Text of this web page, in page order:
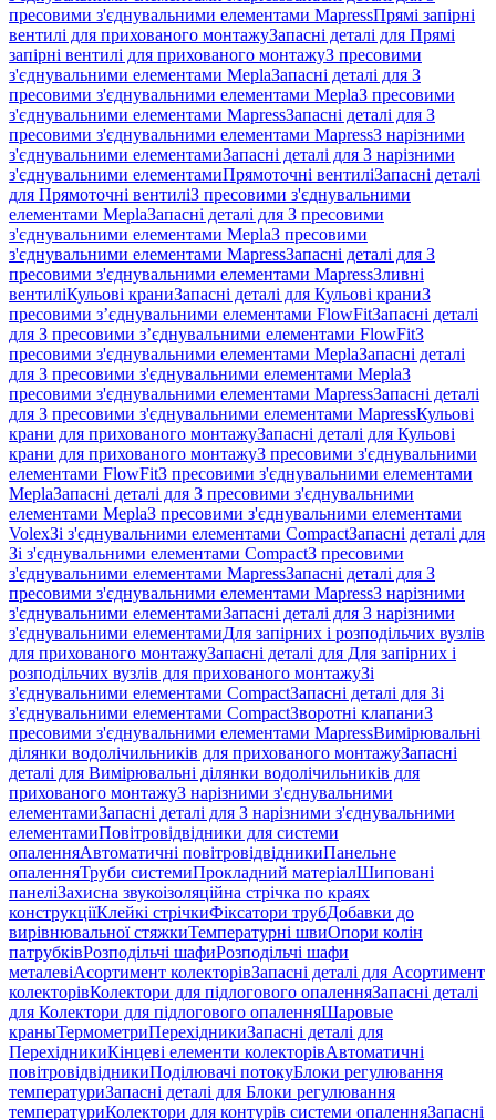
пресовими з'єднувальними елементами MapressПрямі запірні
вентилі для прихованого монтажуЗапасні деталі для Прямі
запірні вентилі для прихованого монтажуЗ пресовими
з'єднувальними елементами MeplaЗапасні деталі для З
пресовими з'єднувальними елементами MeplaЗ пресовими
з'єднувальними елементами MapressЗапасні деталі для З
пресовими з'єднувальними елементами MapressЗ нарізними
з'єднувальними елементамиЗапасні деталі для З нарізними
з'єднувальними елементамиПрямоточні вентиліЗапасні деталі
для Прямоточні вентиліЗ пресовими з'єднувальними
елементами MeplaЗапасні деталі для З пресовими
з'єднувальними елементами MeplaЗ пресовими
з'єднувальними елементами MapressЗапасні деталі для З
пресовими з'єднувальними елементами MapressЗливні
вентиліКульові краниЗапасні деталі для Кульові краниЗ
пресовими з’єднувальними елементами FlowFitЗапасні деталі
для З пресовими з’єднувальними елементами FlowFitЗ
пресовими з'єднувальними елементами MeplaЗапасні деталі
для З пресовими з'єднувальними елементами MeplaЗ
пресовими з'єднувальними елементами MapressЗапасні деталі
для З пресовими з'єднувальними елементами MapressКульові
крани для прихованого монтажуЗапасні деталі для Кульові
крани для прихованого монтажуЗ пресовими з'єднувальними
елементами FlowFitЗ пресовими з'єднувальними елементами
MeplaЗапасні деталі для З пресовими з'єднувальними
елементами MeplaЗ пресовими з'єднувальними елементами
VolexЗі з'єднувальними елементами CompactЗапасні деталі для
Зі з'єднувальними елементами CompactЗ пресовими
з'єднувальними елементами MapressЗапасні деталі для З
пресовими з'єднувальними елементами MapressЗ нарізними
з'єднувальними елементамиЗапасні деталі для З нарізними
з'єднувальними елементамиДля запірних і розподільчих вузлів
для прихованого монтажуЗапасні деталі для Для запірних і
розподільчих вузлів для прихованого монтажуЗі
з'єднувальними елементами CompactЗапасні деталі для Зі
з'єднувальними елементами CompactЗворотні клапаниЗ
пресовими з'єднувальними елементами MapressВимірювальні
ділянки водолічильників для прихованого монтажуЗапасні
деталі для Вимірювальні ділянки водолічильників для
прихованого монтажуЗ нарізними з'єднувальними
елементамиЗапасні деталі для З нарізними з'єднувальними
елементамиПовітровідвідники для системи
опаленняАвтоматичні повітровідвідникиПанельне
опаленняТруби системиПрокладний матеріалШиповані
панеліЗахисна звукоізоляційна стрічка по краях
конструкціїКлейкі стрічкиФіксатори трубДобавки до
вирівнювальної стяжкиТемпературні швиОпори колін
патрубківРозподільчі шафиРозподільчі шафи
металевіАсортимент колекторівЗапасні деталі для Асортимент
колекторівКолектори для підлогового опаленняЗапасні деталі
для Колектори для підлогового опаленняШаровые
краныТермометриПерехідникиЗапасні деталі для
ПерехідникиКінцеві елементи колекторівАвтоматичні
повітровідвідникиПоділювачі потокуБлоки регулювання
температуриЗапасні деталі для Блоки регулювання
температуриКолектори для контурів системи опаленняЗапасні